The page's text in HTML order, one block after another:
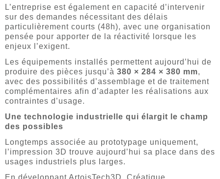
L’entreprise est également en capacité d’intervenir
sur des demandes nécessitant des délais
particulièrement courts (48h), avec une organisation
pensée pour apporter de la réactivité lorsque les
enjeux l’exigent.
Les équipements installés permettent aujourd’hui de
produire des pièces jusqu’à 380 × 284 × 380 mm,
avec des possibilités d’assemblage et de traitement
complémentaires afin d’adapter les réalisations aux
contraintes d’usage.
Une technologie industrielle qui élargit le champ
des possibles
Longtemps associée au prototypage uniquement,
l’impression 3D trouve aujourd’hui sa place dans des
usages industriels plus larges.
En développant ArtoisTech3D, Créatique